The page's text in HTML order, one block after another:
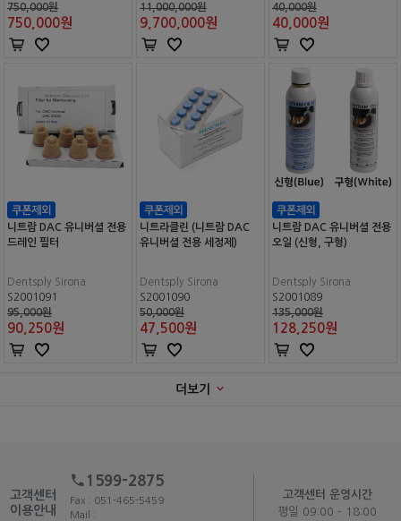
750,000원
750,000원
11,000,000원
9,700,000원
40,000원
40,000원
니트람 DAC 유니버셜 전용
드레인 필터
Dentsply Sirona
S2001091
95,000원
90,250원
니트라클린 (니트람 DAC
유니버셜 전용 세정제)
Dentsply Sirona
S2001090
50,000원
47,500원
니트람 DAC 유니버셜 전용
오일 (신형, 구형)
Dentsply Sirona
S2001089
135,000원
128,250원
더보기
고객센터
이용안내
1599-2875
Fax : 051-465-5459
Mail :
고객센터 운영시간
평일 09:00 - 18:00